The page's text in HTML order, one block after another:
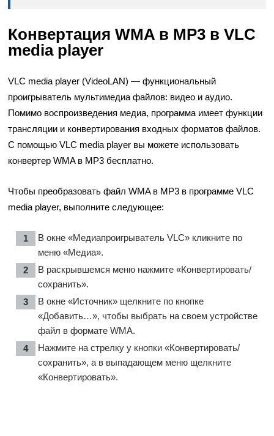
Конвертация WMA в MP3 в VLC
media player
VLC media player (VideoLAN) — функциональный
проигрыватель мультимедиа файлов: видео и аудио.
Помимо воспроизведения медиа, программа имеет функции
трансляции и конвертирования входных форматов файлов.
С помощью VLC media player вы можете использовать
конвертер WMA в MP3 бесплатно.
Чтобы преобразовать файл WMA в MP3 в программе VLC
media player, выполните следующее:
В окне «Медиапроигрыватель VLC» кликните по
меню «Медиа».
В раскрывшемся меню нажмите «Конвертировать/
сохранить».
В окне «Источник» щелкните по кнопке
«Добавить…», чтобы выбрать на своем устройстве
файл в формате WMA.
Нажмите на стрелку у кнопки «Конвертировать/
сохранить», а в выпадающем меню щелкните
«Конвертировать».